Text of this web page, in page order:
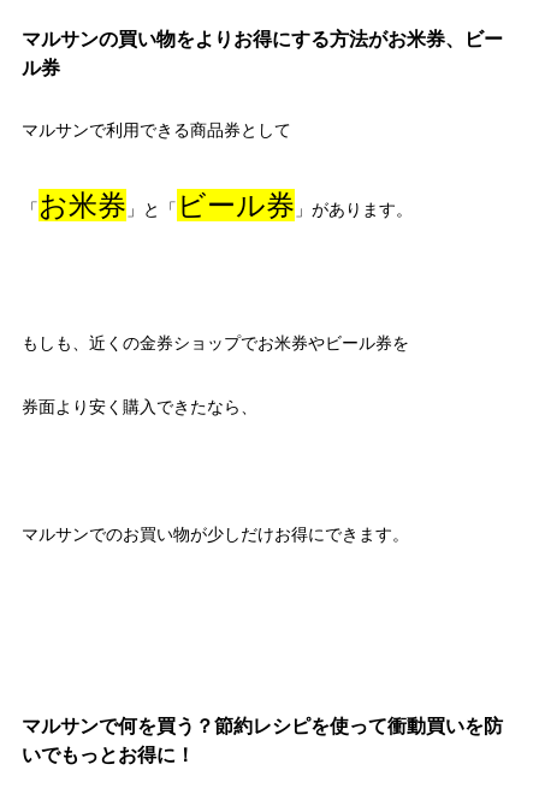
マルサンの買い物をよりお得にする方法がお米券、ビー
ル券
マルサンで利用できる商品券として
「 お米券 」と「 ビール券 」があります。
もしも、近くの金券ショップでお米券やビール券を
券面より安く購入できたなら、
マルサンでのお買い物が少しだけお得にできます。
マルサンで何を買う？節約レシピを使って衝動買いを防
いでもっとお得に！